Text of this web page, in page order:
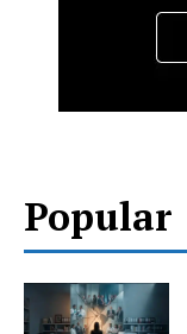
Popular